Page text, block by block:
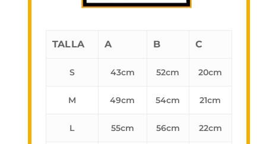
TALLA A B C
S 43cm 52cm 20cm
M 49cm 54cm 21cm
L 55cm 56cm 22cm